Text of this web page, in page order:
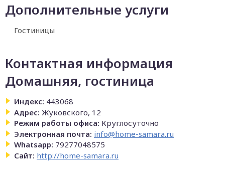
Дополнительные услуги
Гостиницы
Контактная информация
Домашняя, гостиница
Индекс: 443068
Адрес: Жуковского, 12
Режим работы офиса: Круглосуточно
Электронная почта: info@home-samara.ru
Whatsapp: 79277048575
Сайт: http://home-samara.ru